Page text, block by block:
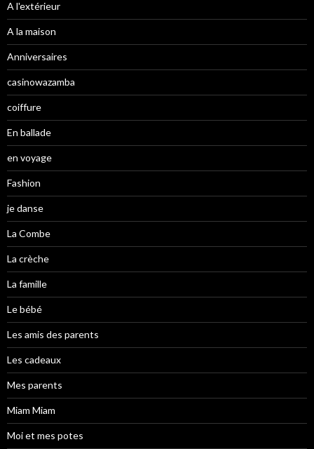
A l'extérieur
A la maison
Anniversaires
casinowazamba
coiffure
En ballade
en voyage
Fashion
je danse
La Combe
La crèche
La famille
Le bébé
Les amis des parents
Les cadeaux
Mes parents
Miam Miam
Moi et mes potes